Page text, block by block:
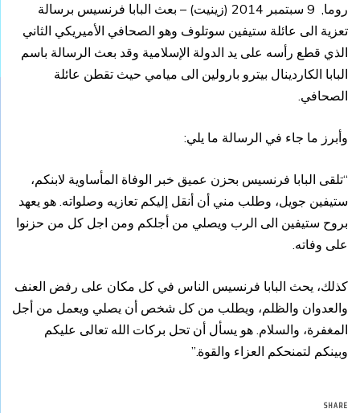
روما, 9 سبتمبر 2014 ( زينيت) – بعث البابا فرنسيس برسالة
تعزية الى عائلة ستيفين سوتلوف وهو الصحافي الأميريكي الثاني
الذي قطع رأسه على يد الدولة الإسلامية وقد بعث الرسالة باسم
البابا الكاردينال بيترو بارولين الى ميامي حيث تقطن عائلة
الصحافي.
وأبرز ما جاء في الرسالة ما يلي:
“تلقى البابا فرنسيس بحزن عميق خبر الوفاة المأساوية لابنكم،
ستيفين جويل، وطلب مني أن أنقل إليكم تعازيه وصلواته. هو يعهد
بروح ستيفين الى الرب ويصلي من أجلكم ومن اجل كل من حزنوا
على وفاته.
كذلك، يحث البابا فرنسيس الناس في كل مكان على رفض العنف
والعدوان والظلم، ويطلب من كل شخص أن يصلي ويعمل من أجل
المغفرة، والسلام. هو يسأل أن تحل بركات الله تعالى عليكم
وبينكم لتمنحكم العزاء والقوة.”
SHARE